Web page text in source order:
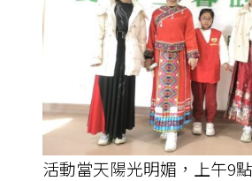
活動當天陽光明媚，上午9